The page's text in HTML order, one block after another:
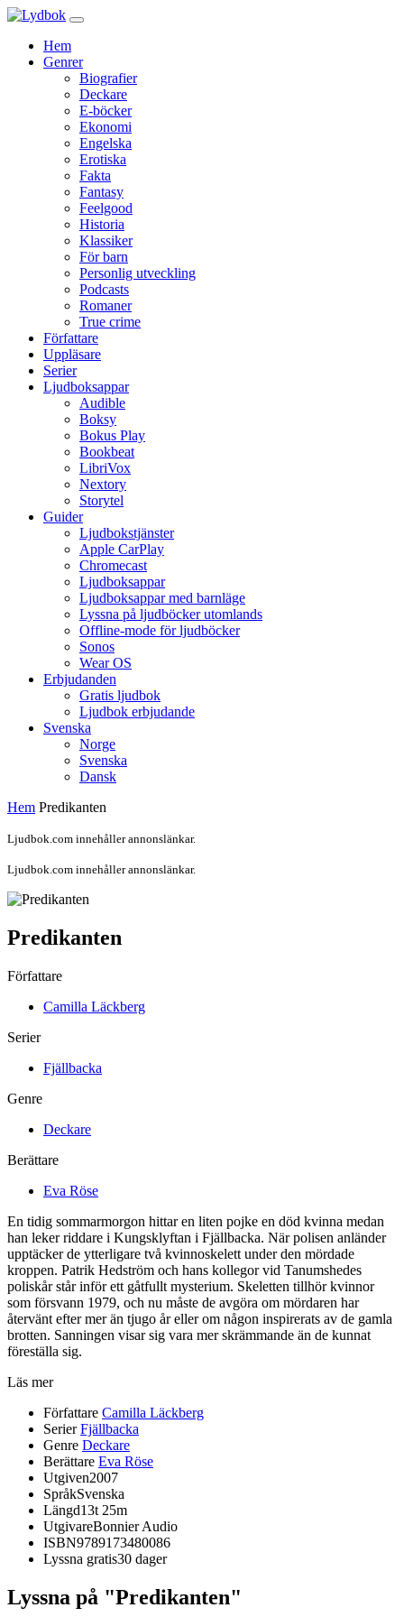
Hem
Genrer
Biografier
Deckare
E-böcker
Ekonomi
Engelska
Erotiska
Fakta
Fantasy
Feelgood
Historia
Klassiker
För barn
Personlig utveckling
Podcasts
Romaner
True crime
Författare
Uppläsare
Serier
Ljudboksappar
Audible
Boksy
Bokus Play
Bookbeat
LibriVox
Nextory
Storytel
Guider
Ljudbokstjänster
Apple CarPlay
Chromecast
Ljudboksappar
Ljudboksappar med barnläge
Lyssna på ljudböcker utomlands
Offline-mode för ljudböcker
Sonos
Wear OS
Erbjudanden
Gratis ljudbok
Ljudbok erbjudande
Svenska
Norge
Svenska
Dansk
Hem Predikanten
Ljudbok.com innehåller annonslänkar.
Ljudbok.com innehåller annonslänkar.
Predikanten
Författare
Camilla Läckberg
Serier
Fjällbacka
Genre
Deckare
Berättare
Eva Röse
En tidig sommarmorgon hittar en liten pojke en död kvinna medan
han leker riddare i Kungsklyftan i Fjällbacka. När polisen anländer
upptäcker de ytterligare två kvinnoskelett under den mördade
kroppen. Patrik Hedström och hans kollegor vid Tanumshedes
poliskår står inför ett gåtfullt mysterium. Skeletten tillhör kvinnor
som försvann 1979, och nu måste de avgöra om mördaren har
återvänt efter mer än tjugo år eller om någon inspirerats av de gamla
brotten. Sanningen visar sig vara mer skrämmande än de kunnat
föreställa sig.
Läs mer
Författare Camilla Läckberg
Serier Fjällbacka
Genre Deckare
Berättare Eva Röse
Utgiven2007
SpråkSvenska
Längd13t 25m
UtgivareBonnier Audio
ISBN9789173480086
Lyssna gratis30 dager
Lyssna på "Predikanten"